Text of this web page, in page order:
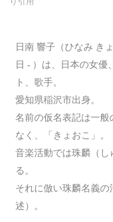
日南 響子（ひなみ き
日 - ）は、日本の女優
ト、歌手。
愛知県稲沢市出身。
名前の仮名表記は一般
なく、「きょおこ」。
音楽活動では珠麟（し
る。
それに倣い珠麟名義
述）。